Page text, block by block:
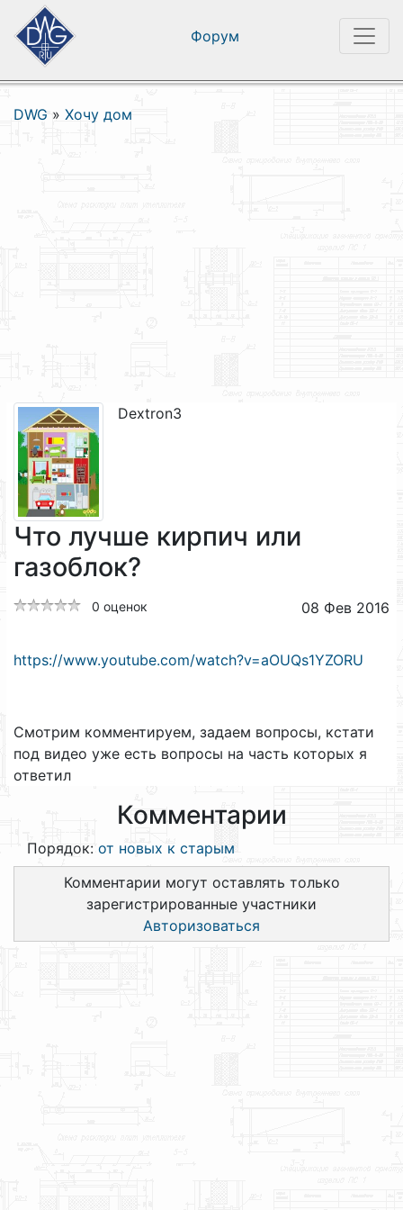
Форум
DWG » Хочу дом
Dextron3
Что лучше кирпич или
газоблок?
0 оценок 08 Фев 2016
https://www.youtube.com/watch?v=aOUQs1YZORU
Смотрим комментируем, задаем вопросы, кстати
под видео уже есть вопросы на часть которых я
ответил
Комментарии
Порядок: от новых к старым
Комментарии могут оставлять только
зарегистрированные участники
Авторизоваться